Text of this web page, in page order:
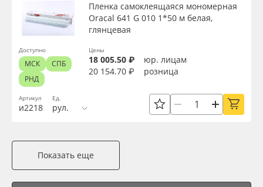
Артикул
и2218
Пленка самоклеящаяся мономерная
Oracal 641 G 010 1*50 м белая,
глянцевая
Ед.
рул.
Цены
18 005.50 ₽
юр. лицам
20 154.70 ₽
розница
Доступно
МСК
СПБ
РНД
Показать еще